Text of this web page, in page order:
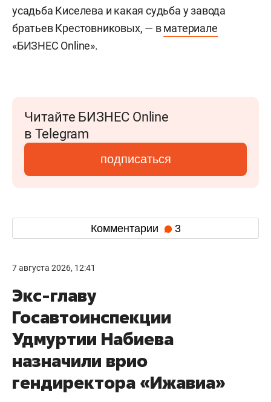
усадьба Киселева и какая судьба у завода
братьев Крестовниковых, — вматериале
«БИЗНЕС Online».
Читайте БИЗНЕС Online
в Telegram
подписаться
Комментарии 3
7 августа 2026, 12:41
Экс-главу
Госавтоинспекции
Удмуртии Набиева
назначили врио
гендиректора «Ижавиа»